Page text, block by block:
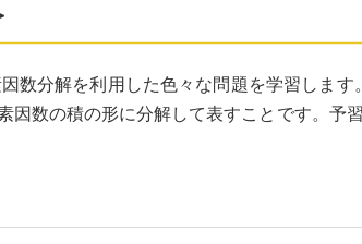
数分解を利用した色々な問題を学習しま
因数の積の形に分解して表すことです。